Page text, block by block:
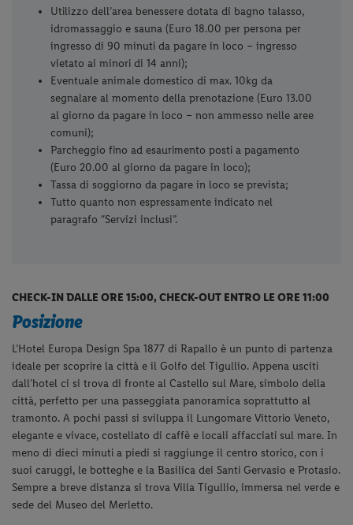
Utilizzo dell’area benessere dotata di bagno talasso,
idromassaggio e sauna (Euro 18.00 per persona per
ingresso di 90 minuti da pagare in loco – ingresso
vietato ai minori di 14 anni);
Eventuale animale domestico di max. 10kg da
segnalare al momento della prenotazione (Euro 13.00
al giorno da pagare in loco – non ammesso nelle aree
comuni);
Parcheggio fino ad esaurimento posti a pagamento
(Euro 20.00 al giorno da pagare in loco);
Tassa di soggiorno da pagare in loco se prevista;
Tutto quanto non espressamente indicato nel
paragrafo “Servizi inclusi”.
CHECK-IN DALLE ORE 15:00, CHECK-OUT ENTRO LE ORE 11:00
Posizione
L’Hotel Europa Design Spa 1877 di Rapallo è un punto di partenza
ideale per scoprire la città e il Golfo del Tigullio. Appena usciti
dall’hotel ci si trova di fronte al Castello sul Mare, simbolo della
città, perfetto per una passeggiata panoramica soprattutto al
tramonto. A pochi passi si sviluppa il Lungomare Vittorio Veneto,
elegante e vivace, costellato di caffè e locali affacciati sul mare. In
meno di dieci minuti a piedi si raggiunge il centro storico, con i
suoi caruggi, le botteghe e la Basilica dei Santi Gervasio e Protasio.
Sempre a breve distanza si trova Villa Tigullio, immersa nel verde e
sede del Museo del Merletto.